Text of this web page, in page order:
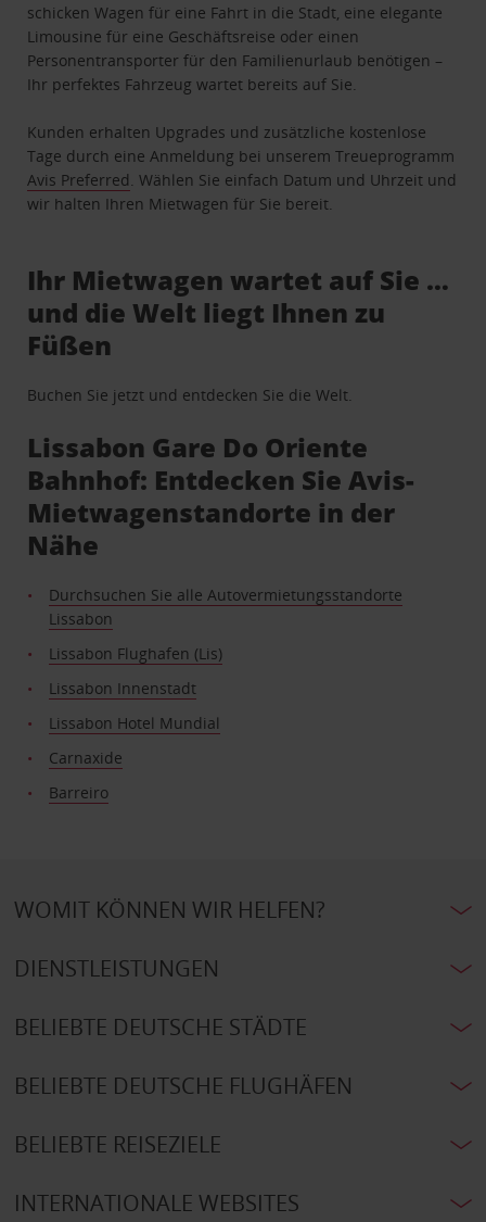
schicken Wagen für eine Fahrt in die Stadt, eine elegante
Limousine für eine Geschäftsreise oder einen
Personentransporter für den Familienurlaub benötigen –
Ihr perfektes Fahrzeug wartet bereits auf Sie.
Kunden erhalten Upgrades und zusätzliche kostenlose
Tage durch eine Anmeldung bei unserem Treueprogramm
Avis Preferred . Wählen Sie einfach Datum und Uhrzeit und
wir halten Ihren Mietwagen für Sie bereit.
Ihr Mietwagen wartet auf Sie …
und die Welt liegt Ihnen zu
Füßen
Buchen Sie jetzt und entdecken Sie die Welt.
Lissabon Gare Do Oriente
Bahnhof: Entdecken Sie Avis-
Mietwagenstandorte in der
Nähe
Durchsuchen Sie alle Autovermietungsstandorte
Lissabon
Lissabon Flughafen (Lis)
Lissabon Innenstadt
Lissabon Hotel Mundial
Carnaxide
Barreiro
WOMIT KÖNNEN WIR HELFEN?
DIENSTLEISTUNGEN
BELIEBTE DEUTSCHE STÄDTE
BELIEBTE DEUTSCHE FLUGHÄFEN
BELIEBTE REISEZIELE
INTERNATIONALE WEBSITES